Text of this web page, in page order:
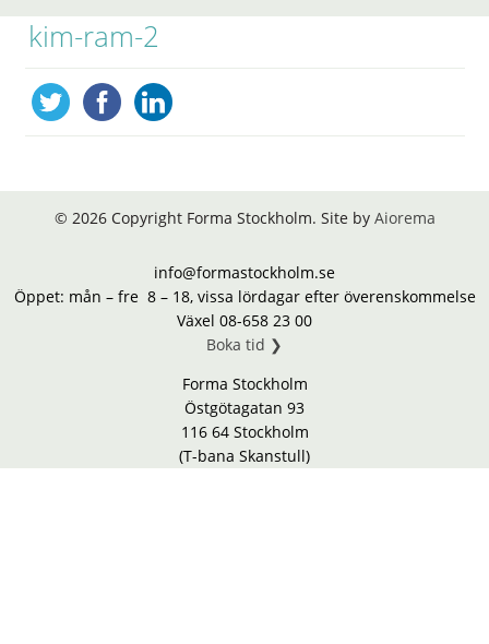
kim-ram-2
© 2026 Copyright Forma Stockholm. Site by Aiorema
info@formastockholm.se
Öppet: mån – fre 8 – 18, vissa lördagar efter överenskommelse
Växel 08-658 23 00
Boka tid ❯
Forma Stockholm
Östgötagatan 93
116 64 Stockholm
(T-bana Skanstull)